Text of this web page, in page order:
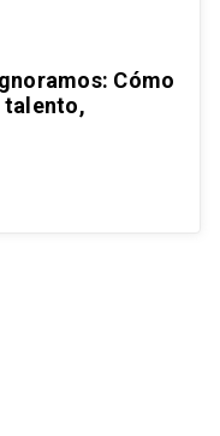
Cómo
talento,